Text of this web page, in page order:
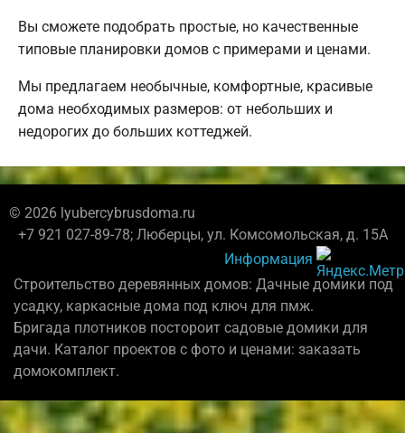
Вы сможете подобрать простые, но качественные
типовые планировки домов с примерами и ценами.
Мы предлагаем необычные, комфортные, красивые
дома необходимых размеров: от небольших и
недорогих до больших коттеджей.
© 2026 lyubercybrusdoma.ru
+7 921 027-89-78; Люберцы, ул. Комсомольская, д. 15А
Информация
Строительство деревянных домов: Дачные домики под
усадку, каркасные дома под ключ для пмж.
Бригада плотников постороит садовые домики для
дачи. Каталог проектов с фото и ценами: заказать
домокомплект.